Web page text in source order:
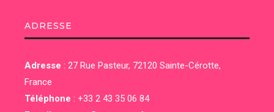
ADRESSE
Adresse : 27 Rue Pasteur, 72120 Sainte-Cérotte,
France
Téléphone : +33 2 43 35 06 84